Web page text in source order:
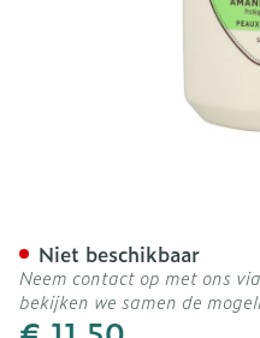
Niet beschikbaar
Neem contact op met ons
bekijken we samen de